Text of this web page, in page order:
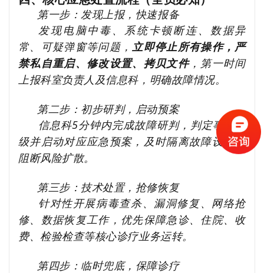
第一步：发现上报，快速报备
发现电脑中毒、系统卡顿断连、数据异
常、可疑弹窗等问题， 立即停止所有操作，严
禁私自重启、修改设置、拷贝文件，第一时间
上报科室负责人及信息科，明确故障情况。
第二步：初步研判，启动预案
信息科5分钟内完成故障研判，判定事件等
级并启动对应应急预案，及时隔离故障设备、
阻断风险扩散。
第三步：技术处置，抢修恢复
针对性开展病毒查杀、漏洞修复、网络抢
修、数据恢复工作，优先保障急诊、住院、收
费、检验检查等核心诊疗业务运转。
第四步：临时兜底，保障诊疗